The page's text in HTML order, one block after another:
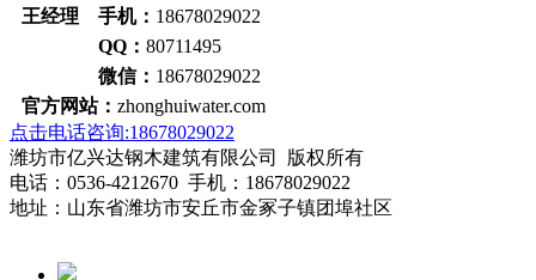
王经理 手机： 18678029022
QQ： 80711495
微信： 18678029022
官方网站： zhonghuiwater.com
点击电话咨询:18678029022
潍坊市亿兴达钢木建筑有限公司 版权所有
电话：0536-4212670 手机：18678029022
地址：山东省潍坊市安丘市金冢子镇团埠社区